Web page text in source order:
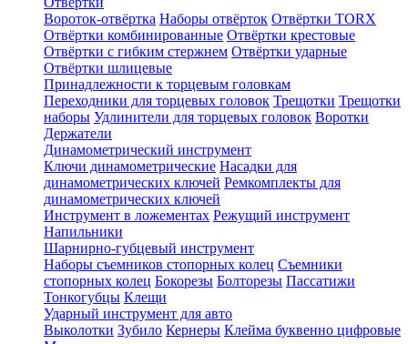
Вороток-отвёртка Наборы отвёрток Отвёртки TORX
Отвёртки комбинированные Отвёртки крестовые
Отвёртки с гибким стержнем Отвёртки ударные
Отвёртки шлицевые
Принадлежности к торцевым головкам
Переходники для торцевых головок Трещотки Трещотки
наборы Удлинители для торцевых головок Воротки
Держатели
Динамометрический инструмент
Ключи динамометрические Насадки для
динамометрических ключей Ремкомплекты для
динамометрических ключей
Инструмент в ложементах Режущий инструмент
Напильники
Шарнирно-губцевый инструмент
Наборы съемников стопорных колец Съемники
стопорных колец Бокорезы Болторезы Пассатижи
Тонкогубцы Клещи
Ударный инструмент для авто
Выколотки Зубило Кернеры Клейма буквенно цифровые